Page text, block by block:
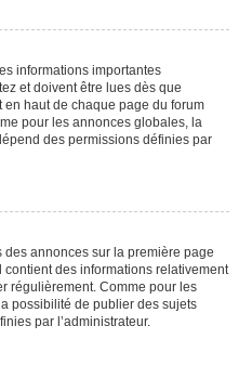
informations importantes
et doivent être lues dès que
haut de chaque page du forum
pour les annonces globales, la
des permissions définies par
annonces sur la première page
des informations relativement
régulièrement. Comme pour les
possibilité de publier des sujets
par l’administrateur.